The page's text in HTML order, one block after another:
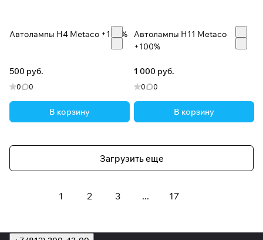
Автолампы H4 Metaco +100%
500 руб.
0 0
В корзину
Автолампы H11 Metaco
+100%
1 000 руб.
0 0
В корзину
Загрузить еще
1 2 3 ... 17